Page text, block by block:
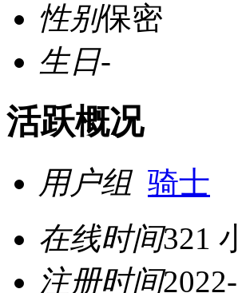
性别保密
生日-
活跃概况
用户组 骑士
在线时间321
注册时间